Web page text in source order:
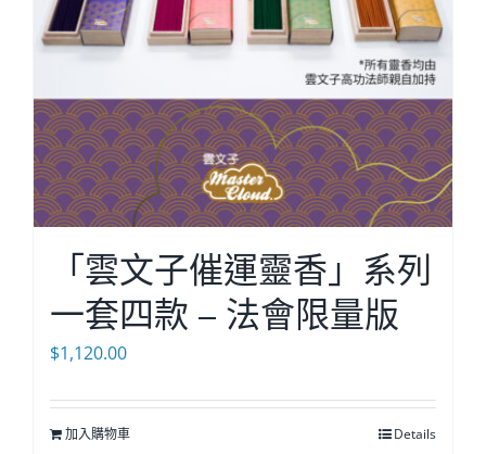
「雲文子催運靈香」系列
一套四款 – 法會限量版
$1,120.00
加入購物車 Details